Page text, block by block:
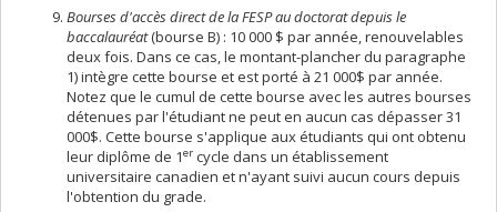
Bourses d'accès direct de la FESP au doctorat depuis le
baccalauréat(bourse B) : 10 000 $ par année, renouvelables
deux fois. Dans ce cas, le montant-plancher du paragraphe
1) intègre cette bourse et est porté à 21 000$ par année.
Notez que le cumul de cette bourse avec les autres bourses
détenues par l'étudiant ne peut en aucun cas dépasser 31
000$. Cette bourse s'applique aux étudiants qui ont obtenu
leur diplôme de 1er cycle dans un établissement
universitaire canadien et n'ayant suivi aucun cours depuis
l'obtention du grade.